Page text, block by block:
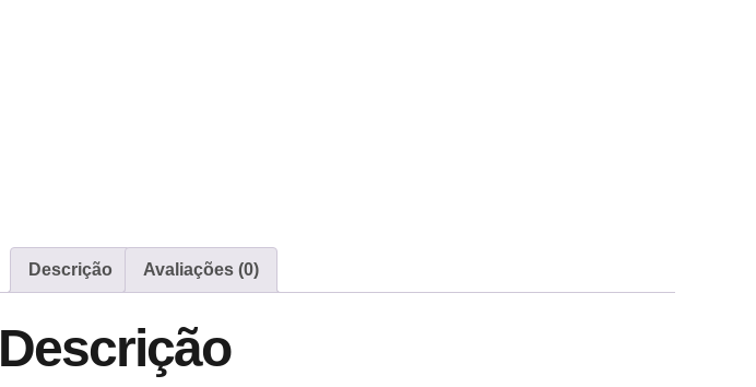
Descrição Avaliações (0)
Descrição